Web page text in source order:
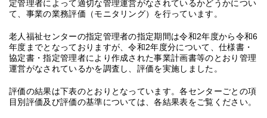
定管理者によって適切な管理運営がなされているかどうかについ
て、事業の業務評価（モニタリング）を行っています。
老人福祉センターの指定管理者の指定期間は令和2年度から令和6
年度までとなっておりますが、令和2年度分について、仕様書・
協定書・指定管理者により作成された事業計画書等のとおり管理
運営がなされているかを調査し、評価を実施しました。
評価の結果は下表のとおりとなっています。各センターごとの項
目別評価及び評価の基準については、各結果表をご覧ください。